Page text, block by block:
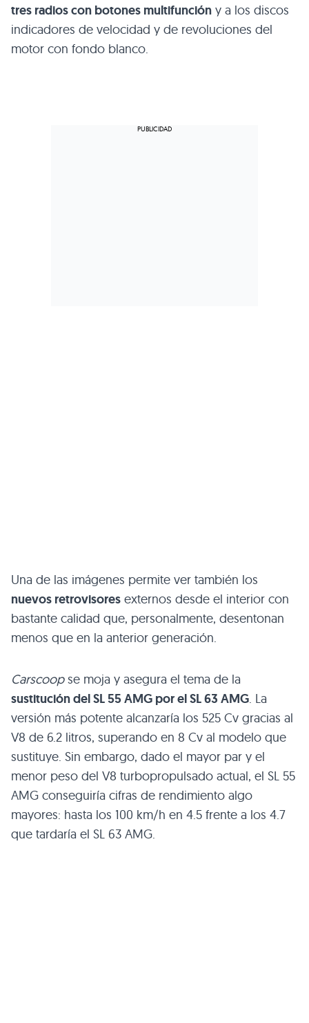
tres radios con botones multifunción y a los discos
indicadores de velocidad y de revoluciones del
motor con fondo blanco.
Una de las imágenes permite ver también los
nuevos retrovisores externos desde el interior con
bastante calidad que, personalmente, desentonan
menos que en la anterior generación.
Carscoopse moja y asegura el tema de la
sustitución delSL 55 AMG por elSL 63 AMG. La
versión más potente alcanzaría los 525 Cv gracias al
V8 de 6.2 litros, superando en 8 Cv al modelo que
sustituye. Sin embargo, dado el mayor par y el
menor peso del V8 turbopropulsado actual, el SL 55
AMG conseguiría cifras de rendimiento algo
mayores: hasta los 100 km/h en 4.5 frente a los 4.7
que tardaría el SL 63 AMG.